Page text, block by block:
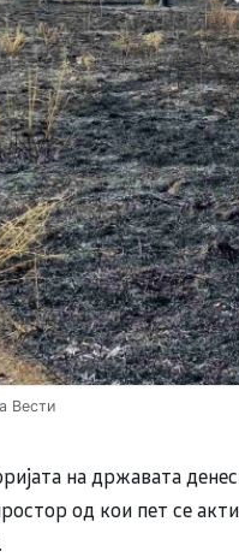
Вести
на државата
од кои пет се